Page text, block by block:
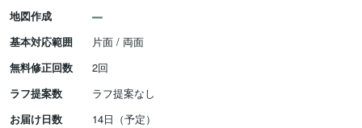
地図作成
基本対応範囲
片面 / 両面
無料修正回数
2回
ラフ提案数
ラフ提案なし
お届け日数
14日（予定）